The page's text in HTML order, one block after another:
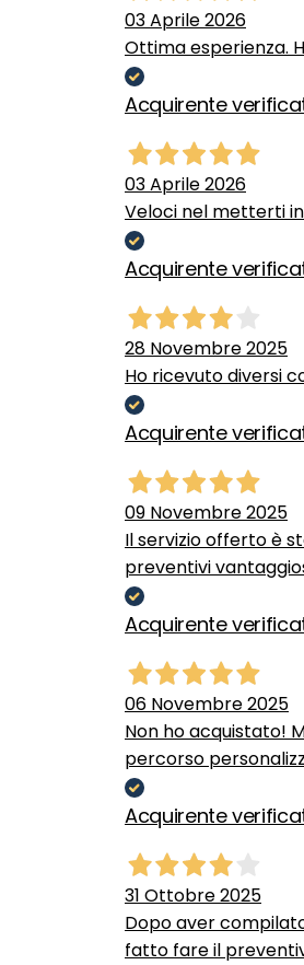
03 Aprile 2026
Ottima esperienza.
Acquirente
03 Aprile 2026
Veloci nel metterti
Acquirente
28 Novembre 2025
Ho ricevuto diversi
Acquirente
09 Novembre 2025
Il servizio offerto è
preventivi
Acquirente
06 Novembre 2025
Non ho acquistato!
percorso
Acquirente
31 Ottobre 2025
Dopo aver
fatto fare il